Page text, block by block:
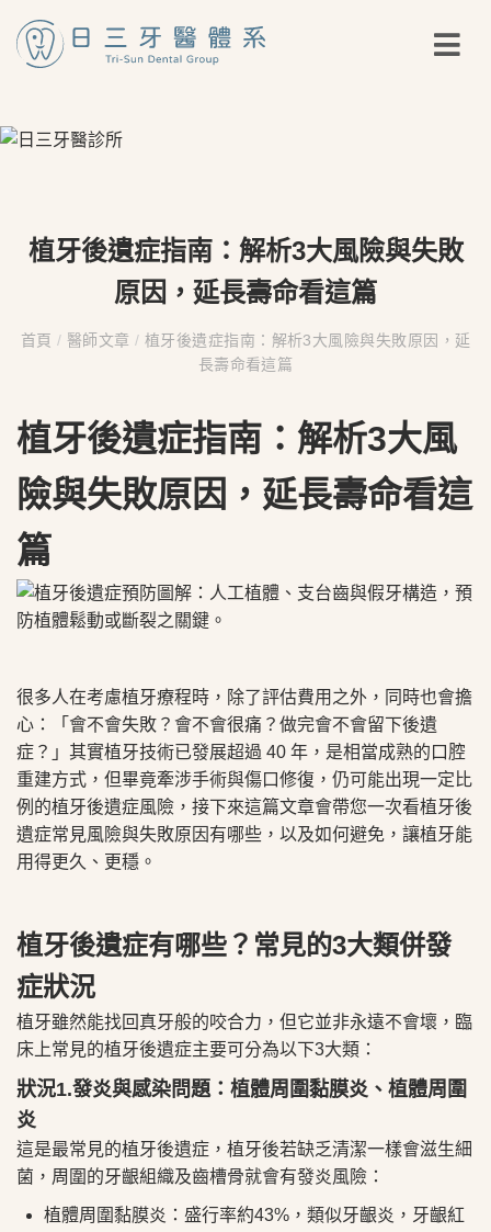
植牙後遺症指南：解析3大風險與失敗
原因，延長壽命看這篇
首頁 / 醫師文章/ 植牙後遺症指南：解析3大風險與失敗原因，延
長壽命看這篇
植牙後遺症指南：解析3大風
險與失敗原因，延長壽命看這
篇
很多人在考慮植牙療程時，除了評估費用之外，同時也會擔
心：「會不會失敗？會不會很痛？做完會不會留下後遺
症？」其實植牙技術已發展超過 40 年，是相當成熟的口腔
重建方式，但畢竟牽涉手術與傷口修復，仍可能出現一定比
例的植牙後遺症風險，接下來這篇文章會帶您一次看植牙後
遺症常見風險與失敗原因有哪些，以及如何避免，讓植牙能
用得更久、更穩。
植牙後遺症有哪些？常見的3大類併發
症狀況
植牙雖然能找回真牙般的咬合力，但它並非永遠不會壞，臨
床上常見的植牙後遺症主要可分為以下3大類：
狀況1.發炎與感染問題：植體周圍黏膜炎、植體周圍
炎
這是最常見的植牙後遺症，植牙後若缺乏清潔一樣會滋生細
菌，周圍的牙齦組織及齒槽骨就會有發炎風險：
植體周圍黏膜炎：盛行率約43%，類似牙齦炎，牙齦紅